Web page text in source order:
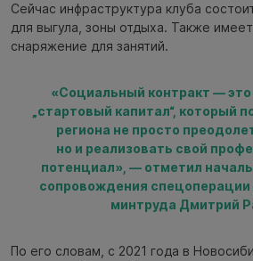
Сейчас инфраструктура клуба
для выгула, зоны отдыха. Также
снаряжение для занятий.
«Социальный контракт —
„стартовый капитал“, который
региона не просто
но и реализовать свой
потенциал», — отметил
сопровождения спецоперации
минтруда Дмитрий
По его словам, с 2021 года в